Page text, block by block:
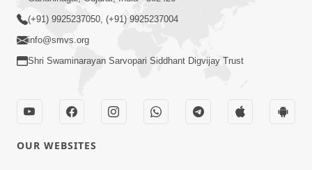
(+91) 9925237050, (+91) 9925237004
info@smvs.org
Shri Swaminarayan Sarvopari Siddhant Digvijay Trust
OUR WEBSITES